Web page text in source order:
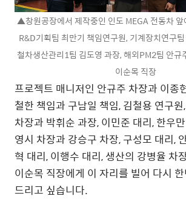
▲창원공장에서 제작중인 인도 MEGA 전동차
R&D기획팀 최만기 책임연구원, 기계장치연구
철차생산관리1팀 김도영 과장, 해외PM2팀 안규
이순목 직장
프로젝트 매니저인 안규주 차장과 이종
철한 책임과 구남일 책임, 김철용 연구
차장과 박휘순 과장, 이민준 대리, 한우
영시 차장과 강승구 차장, 구성모 대리,
혁 대리, 이행수 대리, 생산의 강병율 차
이순목 직장에게 이 자리를 빌어 다시
드리고 싶습니다.